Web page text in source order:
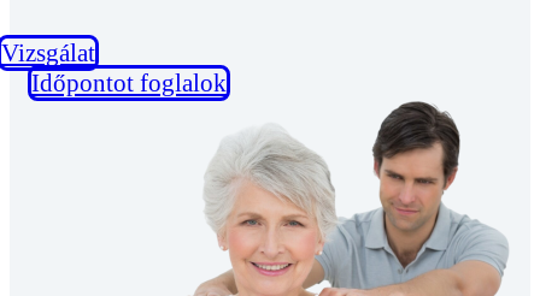
Vizsgálat
Időpontot foglalok